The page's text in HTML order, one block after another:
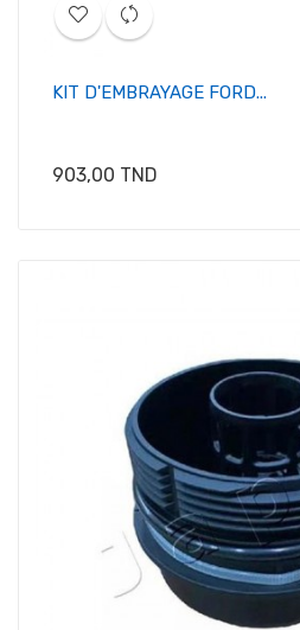
KIT D'EMBRAYAGE FORD...
Prix
903,00 TND